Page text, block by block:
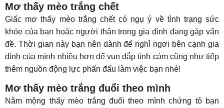
Mơ thấy mèo trắng chết
Giấc mơ thấy mèo trắng chết có ngụ ý về tình trạng sức
khỏe của bạn hoặc người thân trong gia đình đang gặp vấn
đề. Thời gian này bạn nên dành để nghỉ ngơi bên cạnh gia
đình của mình nhiều hơn để vun đắp tình cảm cũng như tiếp
thêm nguồn động lực phấn đấu làm việc bạn nhé!
Mơ thấy mèo trắng đuổi theo mình
Nằm mộng thấy mèo trắng đuổi theo mình chứng tỏ bạn